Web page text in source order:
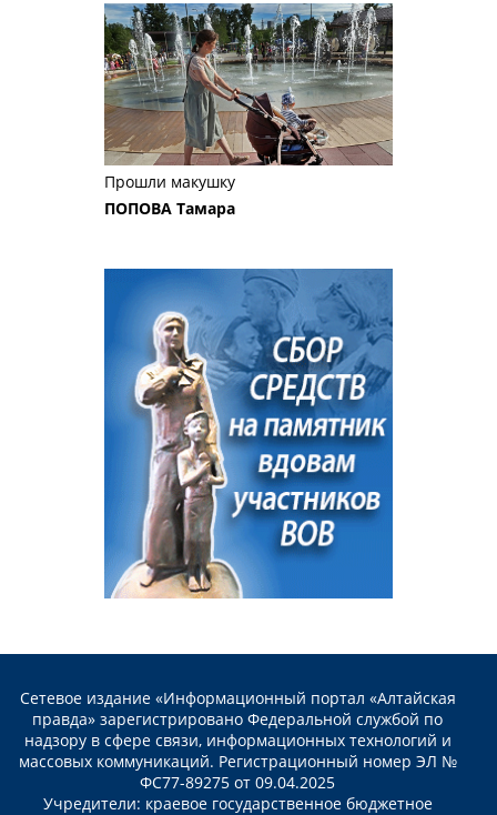
Прошли макушку
ПОПОВА Тамара
Сетевое издание «Информационный портал «Алтайская
правда» зарегистрировано Федеральной службой по
надзору в сфере связи, информационных технологий и
массовых коммуникаций. Регистрационный номер ЭЛ №
ФС77-89275 от 09.04.2025
Учредители: краевое государственное бюджетное